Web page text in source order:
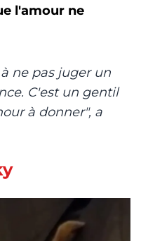
l'amour ne
ne pas juger un
C'est un gentil
à donner", a